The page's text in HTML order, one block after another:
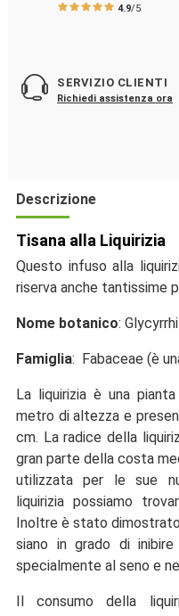
4.9/5
SERVIZIO CLIENTI
Richiedi assistenza ora
Descrizione
Tisana alla Liquirizia
Questo infuso alla
riserva anche tantissime
Nome botanico:
Famiglia: Fabaceae (è
La liquirizia è una
metro di altezza e
cm. La radice della
gran parte della costa
utilizzata per le sue
liquirizia possiamo
Inoltre è stato
siano in grado di
specialmente al seno e
Il consumo della